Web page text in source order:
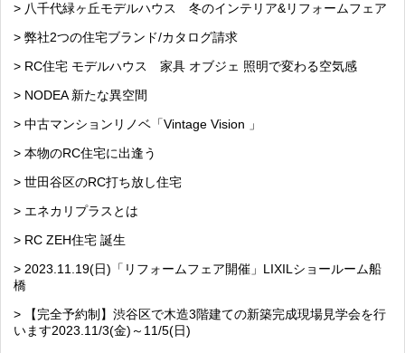
> 八千代緑ヶ丘モデルハウス 冬のインテリア&リフォームフェア
> 弊社2つの住宅ブランド/カタログ請求
> RC住宅 モデルハウス 家具 オブジェ 照明で変わる空気感
> NODEA 新たな異空間
> 中古マンションリノベ「Vintage Vision 」
> 本物のRC住宅に出逢う
> 世田谷区のRC打ち放し住宅
> エネカリプラスとは
> RC ZEH住宅 誕生
> 2023.11.19(日)「リフォームフェア開催」LIXILショールーム船
橋
> 【完全予約制】渋谷区で木造3階建ての新築完成現場見学会を行
います2023.11/3(金)～11/5(日)